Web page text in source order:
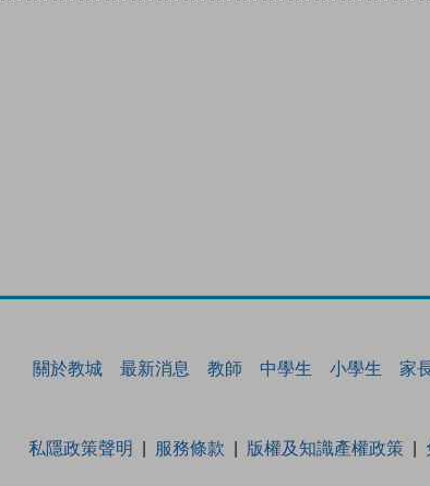
關於教城 最新消息 教師 中學生 小學生 家
私隱政策聲明 服務條款 版權及知識產權政策